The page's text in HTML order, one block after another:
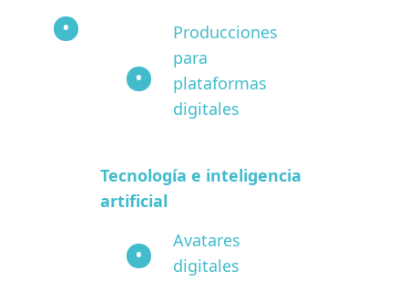
Producciones
para
plataformas
digitales
Tecnología e inteligencia
artificial
Avatares
digitales